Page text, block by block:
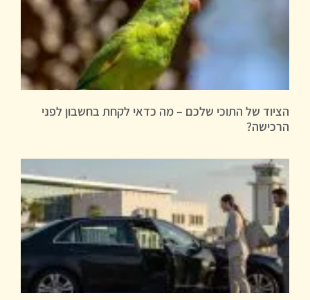
הציוד של התוכי שלכם – מה כדאי לקחת בחשבון לפני
הרכישה?